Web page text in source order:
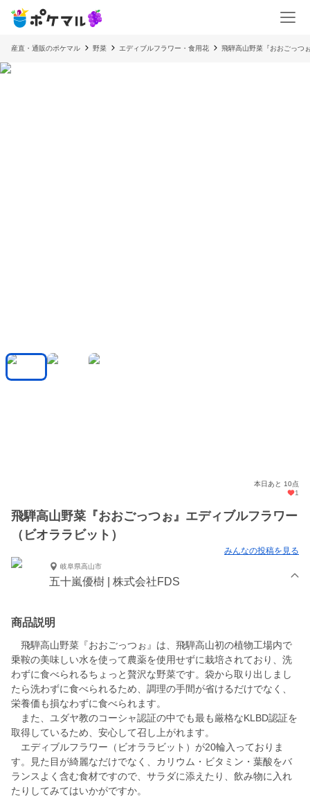
産直・通販のポケマル 野菜 エディブルフラワー・食用花 飛騨高山野菜『おおごっつ
本日あと 10点
1
飛騨高山野菜『おおごっつぉ』エディブルフラワー
（ビオララビット）
みんなの投稿を見る
岐阜県高山市
五十嵐優樹 | 株式会社FDS
商品説明
飛騨高山野菜『おおごっつぉ』は、飛騨高山初の植物工場内で
乗鞍の美味しい水を使って農薬を使用せずに栽培されており、洗
わずに食べられるちょっと贅沢な野菜です。袋から取り出しまし
たら洗わずに食べられるため、調理の手間が省けるだけでなく、
栄養価も損なわずに食べられます。
また、ユダヤ教のコーシャ認証の中でも最も厳格なKLBD認証を
取得しているため、安心して召し上がれます。
エディブルフラワー（ビオララビット）が20輪入っておりま
す。見た目が綺麗なだけでなく、カリウム・ビタミン・葉酸をバ
ランスよく含む食材ですので、サラダに添えたり、飲み物に入れ
たりしてみてはいかがですか。